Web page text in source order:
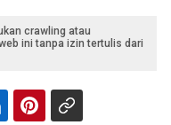
crawling atau
ini tanpa izin tertulis dari